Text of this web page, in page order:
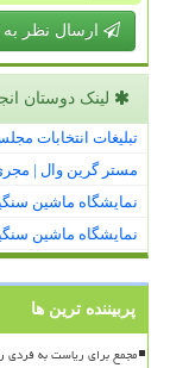
ارسال نظر به
لینک دوستان
تبلیغات انتخابات
مستر گرین وال |
نمایشگاه ماشین
نمایشگاه ماشین
پربیننده ترین ها
مجمع برای ریاست به فردی